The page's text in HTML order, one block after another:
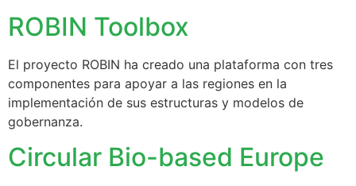
ROBIN Toolbox
El proyecto ROBIN ha creado una plataforma con tres
componentes para apoyar a las regiones en la
implementación de sus estructuras y modelos de
gobernanza.
Circular Bio-based Europe